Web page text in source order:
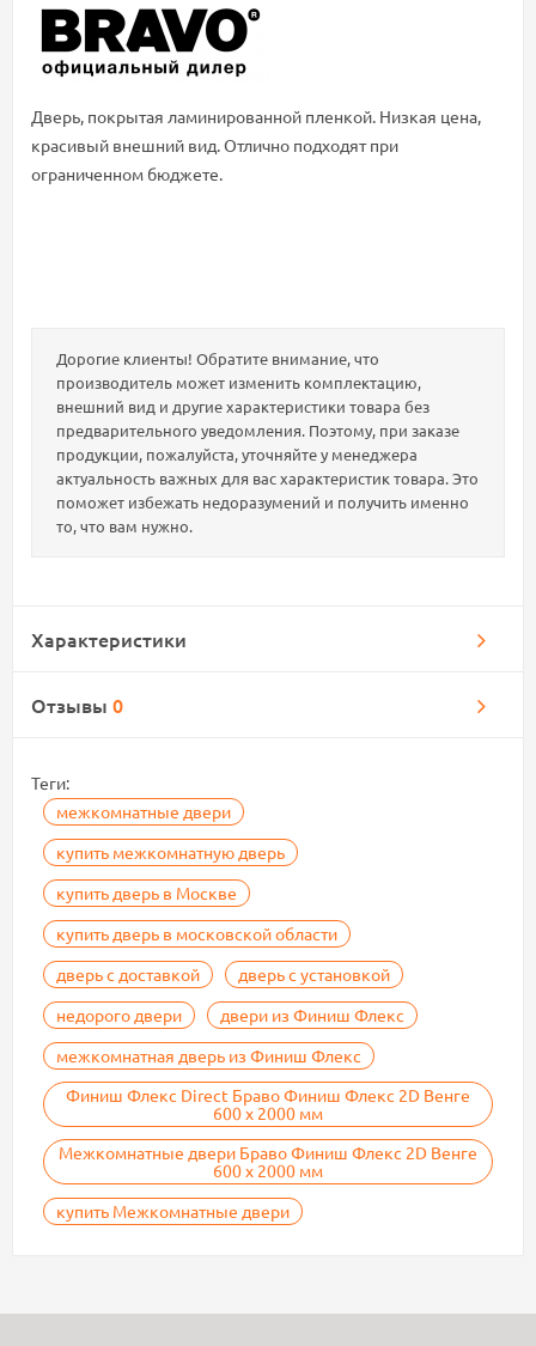
Дверь, покрытая ламинированной пленкой. Низкая цена,
красивый внешний вид. Отлично подходят при
ограниченном бюджете.
Дорогие клиенты! Обратите внимание, что
производитель может изменить комплектацию,
внешний вид и другие характеристики товара без
предварительного уведомления. Поэтому, при заказе
продукции, пожалуйста, уточняйте у менеджера
актуальность важных для вас характеристик товара. Это
поможет избежать недоразумений и получить именно
то, что вам нужно.
Характеристики
Отзывы 0
Теги:
межкомнатные двери
купить межкомнатную дверь
купить дверь в Москве
купить дверь в московской области
дверь с доставкой
дверь с установкой
недорого двери
двери из Финиш Флекс
межкомнатная дверь из Финиш Флекс
Финиш Флекс Direct Браво Финиш Флекс 2D Венге
600 х 2000 мм
Межкомнатные двери Браво Финиш Флекс 2D Венге
600 х 2000 мм
купить Межкомнатные двери